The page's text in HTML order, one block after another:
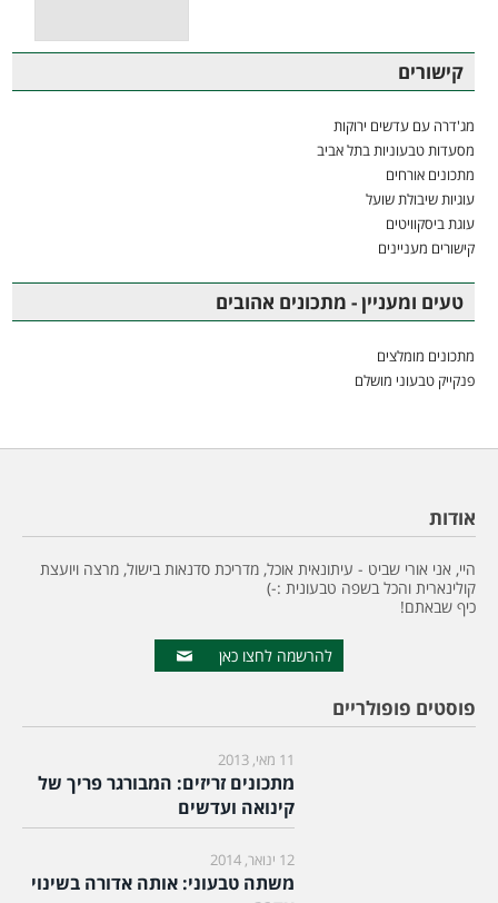
קישורים
מג'דרה עם עדשים ירוקות
מסעדות טבעוניות בתל אביב
מתכונים אורחים
עוגיות שיבולת שועל
עוגת ביסקוויטים
קישורים מעניינים
טעים ומעניין - מתכונים אהובים
מתכונים מומלצים
פנקייק טבעוני מושלם
אודות
היי, אני אורי שביט - עיתונאית אוכל, מדריכת סדנאות בישול, מרצה ויועצת
קולינארית והכל בשפה טבעונית :-)
כיף שבאתם!
להרשמה לחצו כאן
פוסטים פופולריים
11 מאי, 2013
מתכונים זריזים: המבורגר פריך של
קינואה ועדשים
12 ינואר, 2014
משתה טבעוני: אותה אדורה בשינוי